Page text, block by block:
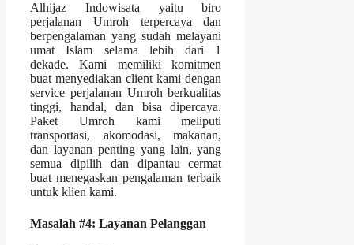
Alhijaz Indowisata yaitu biro
perjalanan Umroh terpercaya dan
berpengalaman yang sudah melayani
umat Islam selama lebih dari 1
dekade. Kami memiliki komitmen
buat menyediakan client kami dengan
service perjalanan Umroh berkualitas
tinggi, handal, dan bisa dipercaya.
Paket Umroh kami meliputi
transportasi, akomodasi, makanan,
dan layanan penting yang lain, yang
semua dipilih dan dipantau cermat
buat menegaskan pengalaman terbaik
untuk klien kami.
Masalah #4: Layanan Pelanggan